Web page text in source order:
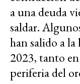
a una deuda
saldar.
han salido a
2023, tanto
periferia del